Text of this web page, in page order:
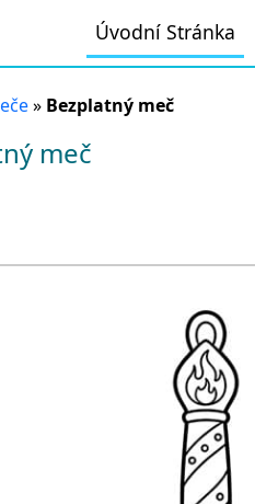
Úvodní Stránka
» Bezplatný meč
meč